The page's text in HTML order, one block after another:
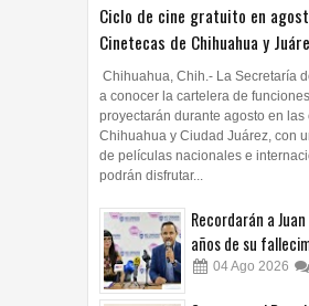
Ciclo de cine gratuito en
Cinetecas de Chihuahua y
Chihuahua, Chih.- La Secretaría
a conocer la cartelera de
proyectarán durante agosto en las
Chihuahua y Ciudad Juárez, con
de películas nacionales e
podrán disfrutar...
Recordarán a
años de su
04Ago 2026